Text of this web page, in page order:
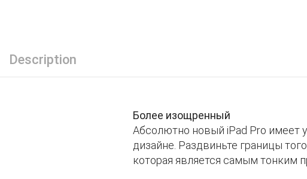
Description
Более изощренный
Абсолютно новый iPad Pro имеет
дизайне. Раздвиньте границы
которая является самым тонким